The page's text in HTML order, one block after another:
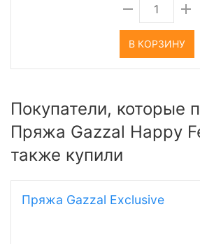
В КОРЗИНУ
Покупатели, которые
Пряжа Gazzal Happy
также купили
Пряжа Gazzal Exclusive